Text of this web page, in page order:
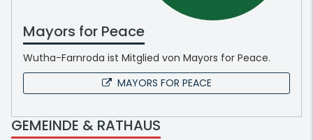
Mayors for Peace
Wutha-Farnroda ist Mitglied von Mayors for Peace.
MAYORS FOR PEACE
GEMEINDE & RATHAUS